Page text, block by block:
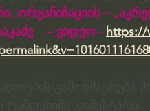
ორგანიზაციის –
– ვიდეო - https://
გამოხმაურება
რამდენიმე კომენტარს: